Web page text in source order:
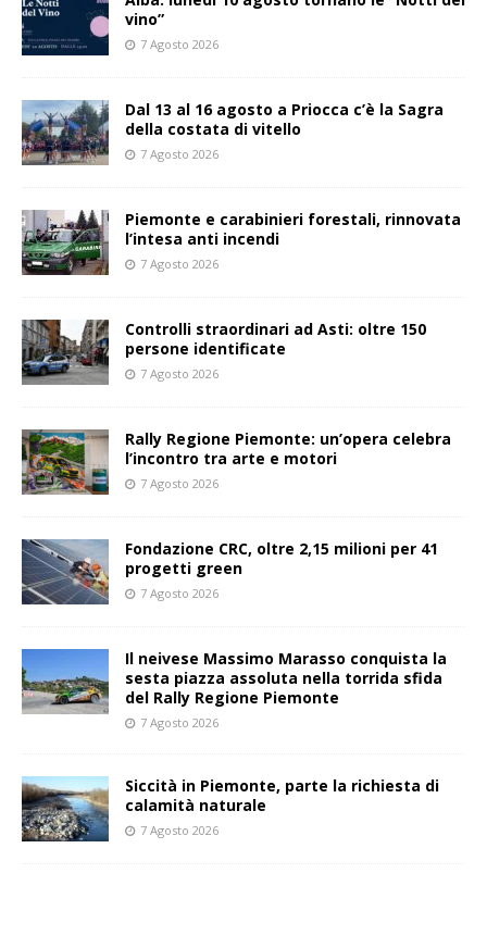
vino”
7 Agosto 2026
Dal 13 al 16 agosto a Priocca c’è la Sagra
della costata di vitello
7 Agosto 2026
Piemonte e carabinieri forestali, rinnovata
l’intesa anti incendi
7 Agosto 2026
Controlli straordinari ad Asti: oltre 150
persone identificate
7 Agosto 2026
Rally Regione Piemonte: un’opera celebra
l’incontro tra arte e motori
7 Agosto 2026
Fondazione CRC, oltre 2,15 milioni per 41
progetti green
7 Agosto 2026
Il neivese Massimo Marasso conquista la
sesta piazza assoluta nella torrida sfida
del Rally Regione Piemonte
7 Agosto 2026
Siccità in Piemonte, parte la richiesta di
calamità naturale
7 Agosto 2026